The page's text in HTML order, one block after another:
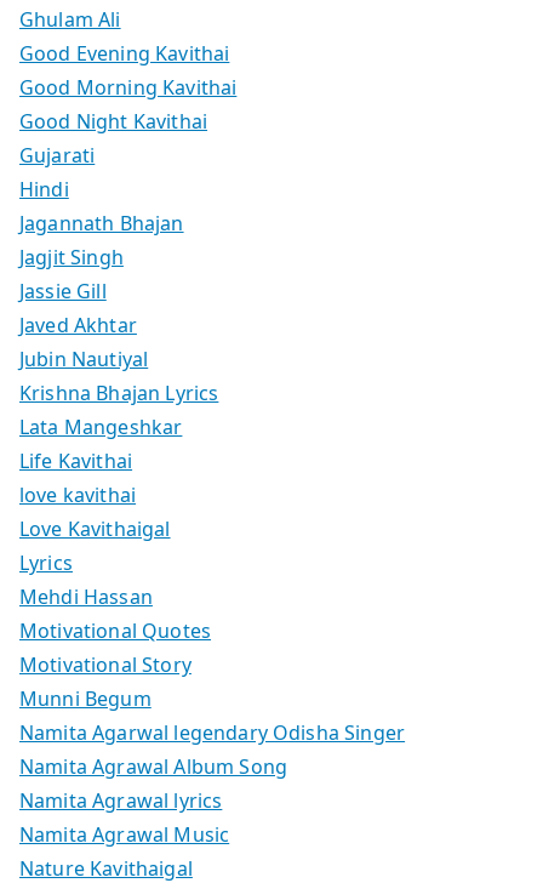
Ghulam Ali
Good Evening Kavithai
Good Morning Kavithai
Good Night Kavithai
Gujarati
Hindi
Jagannath Bhajan
Jagjit Singh
Jassie Gill
Javed Akhtar
Jubin Nautiyal
Krishna Bhajan Lyrics
Lata Mangeshkar
Life Kavithai
love kavithai
Love Kavithaigal
Lyrics
Mehdi Hassan
Motivational Quotes
Motivational Story
Munni Begum
Namita Agarwal legendary Odisha Singer
Namita Agrawal Album Song
Namita Agrawal lyrics
Namita Agrawal Music
Nature Kavithaigal